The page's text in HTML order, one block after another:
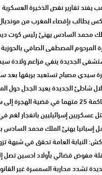
يفند تقارير نقص الذخيرة العسكرية
يطالب بإقصاء المغرب من مونديال
محمد السادس يهنئ رئيس كوت
المرحوم المصطفى الصافي بالحوزية
الجديدة ينفي مزاعم ولادة
سيدي مصباح تستعيد بريقها بعد
شاطئ الجديدة يعيد الجدل حول
الهجرة إلى سبتة
عسكريين إسرائيليين بانفجار لغم
إسبانيا يهنئ الملك محمد السادس
النيابة العامة تحقق في شبهة
مفوض قضائي بأولاد احسين تصل
تشدد محاربة السمسرة غير